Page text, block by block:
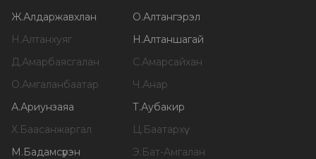
Ж.Алдаржавхлан О.Алтангэрэл
Н.Алтанхуяг Н.Алтаншагай
Д.Амарбаясгалан С.Амарсайхан
О.Амгаланбаатар Ч.Анар
А.Ариунзаяа Т.Аубакир
Х.Баасанжаргал Ц.Баатархүү
М.Бадамсүрэн Э.Бат-Амгалан